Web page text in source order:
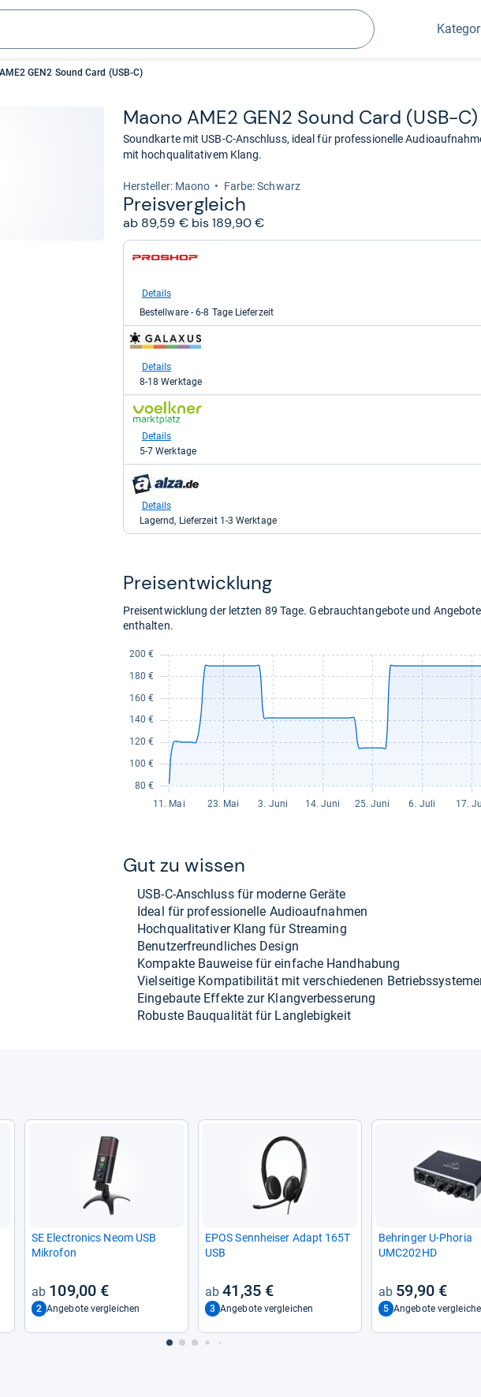
Suchen
GEN2 Sound Card (USB-C)
Maono AME2 GEN2 Sound Card (USB-​C)
Soundkarte mit USB-C-Anschluss, ideal für professionelle
mit hochqualitativem Klang.
Her­stel­ler: Maono Farbe: Schwarz
Preis­ver­gleich
ab 89,59 € bis 189,90 €
zum
Proshop.de
89,59
kaufen.
Details
Bestellware - 6-8 Tage Lieferzeit
zum
Shop:
galaxus
für
kaufen.
Details
8-18 Werktage
zum
Shop:
voelkner
Marktplatz
120,10
kaufen.
Details
5-7 Werktage
zum
Shop:
alza.de
für
Details
Lagernd, Lieferzeit 1-3 Werktage
Preis­ent­wick­lung
Preisentwicklung der letzten 89 Tage. Gebrauchtangebote und
enthalten.
Gut zu wis­sen
USB-​C-​Anschluss für moderne Geräte
Ideal für pro­fes­sio­nelle Audio­auf­nah­men
Hoch­qua­li­ta­ti­ver Klang für Stre­a­ming
Benut­zer­freund­li­ches Design
Kom­pakte Bau­weise für ein­fa­che Hand­ha­bung
Viel­sei­tige Kom­pa­ti­bi­li­tät mit ver­schie­de­nen
Ein­ge­baute Effekte zur Klang­ver­bes­se­rung
Robuste Bau­qua­li­tät für Lang­le­big­keit
SE Elec­tro­nics Neom USB
Mikro­fon
109,00 €
2 Angebote vergleichen
EPOS Senn­hei­ser Adapt 165T
USB
41,35 €
3 Angebote vergleichen
Beh­rin­ger U-​Pho­ria
UMC202HD
59,90 €
5 Angebote